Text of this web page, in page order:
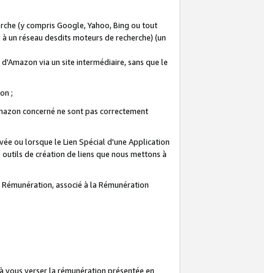
(y compris Google, Yahoo, Bing ou tout
un réseau desdits moteurs de recherche) (un
via un site intermédiaire, sans que le
;
concerné ne sont pas correctement
ou lorsque le Lien Spécial d'une Application
outils de création de liens que nous mettons à
associé à la Rémunération
vous verser la rémunération présentée en